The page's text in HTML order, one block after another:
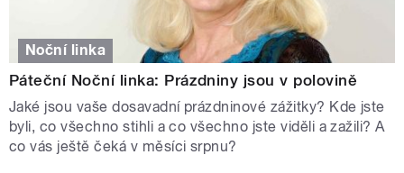
Noční linka
Páteční Noční linka: Prázdniny jsou v polovině
Jaké jsou vaše dosavadní prázdninové zážitky? Kde jste
byli, co všechno stihli a co všechno jste viděli a zažili? A
co vás ještě čeká v měsíci srpnu?